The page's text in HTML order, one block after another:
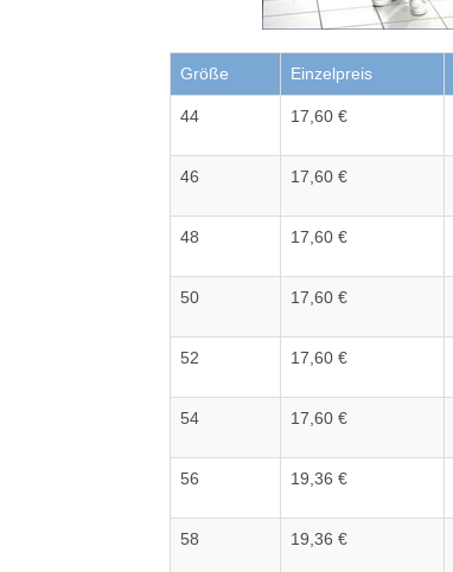
Größe Einzelpreis
44 17,60 €
46 17,60 €
48 17,60 €
50 17,60 €
52 17,60 €
54 17,60 €
56 19,36 €
58 19,36 €